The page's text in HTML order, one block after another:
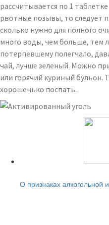
рассчитывается по 1 таблетке
рвотные позывы, то следует
сколько нужно для полного
много воды, чем больше, тем
потерпевшему полегчало,
чай, лучше зеленый. Можно
или горячий куриный
хорошенько поспать.
О признаках алкогольной